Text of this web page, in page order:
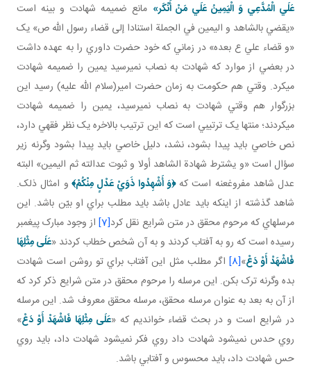
عَلَي الْمُدَّعِي وَ الْيَمِينُ عَلَي مَنْ أَنْكَر» مانع ضميمه شهادت و بينه است
«يقضي بالشاهد و اليمين في الجملة استنادا إلى قضاء رسول الله ص» يک
«و قضاء علي ع بعده» در زماني که خود حضرت داوري را به عهده داشت
در بعضي از موارد که شهادت به نصاب نمي رسيد يمين را ضميمه شهادت
مي کرد. وقتي هم حکومت به زمان حضرت امير(سلام الله عليه) رسيد اين
بزرگوار هم وقتي شهادت به نصاب نمي رسيد، يمين را ضميمه شهادت
مي کردند؛ منتها يک ترتيبي است که اين ترتيب بالاخره يک نظر فقهي دارد،
نص خاصي بايد پيدا بشود، نشد، دليل خاصي بايد پيدا بشود وگرنه زير
سؤال است «و يشترط شهادة الشاهد أولا و ثبوت عدالته ثم اليمين» البته
عدل شاهد مفروغ عنه است که﴿وَ أَشْهِدُوا ذَوَيْ عَدْلٍ مِنْكُمْ﴾ و امثال ذلک.
شاهد گذشته از اينکه بايد عادل باشد بايد مطلب براي او بيّن باشد. اين
مرسله اي که مرحوم محقق در متن شرايع نقل کرد[7] از وجود مبارک پيغمبر
رسيده است که رو به آفتاب کردند و به آن شخص خطاب کردند «عَلَى‏ مِثْلِهَا
فَاشْهَدْ أَوْ دَعْ‏»
[8]
اگر مطلب مثل اين آفتاب براي تو روشن است شهادت
بده وگرنه ترک بکن. اين مرسله را مرحوم محقق در متن شرايع ذکر کرد که
از آن به بعد به عنوان مرسله محقق، مرسله محقق معروف شد. اين مرسله
در شرايع است و در بحث قضاء خوانديم که «عَلَى‏ مِثْلِهَا فَاشْهَدْ أَوْ دَعْ‏»
روي حدس نمي شود شهادت داد روي فکر نمي شود شهادت داد، بايد روي
حس شهادت داد، بايد محسوس و آفتابي باشد.